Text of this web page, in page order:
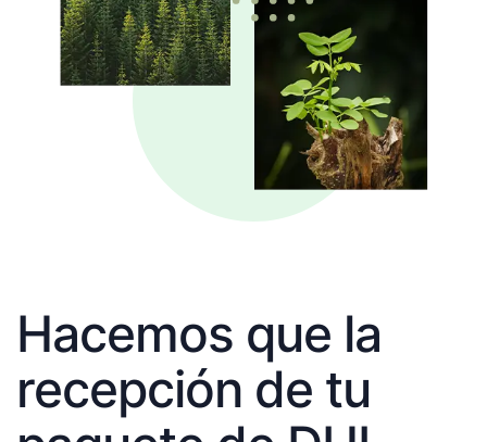
Hacemos que la
recepción de tu